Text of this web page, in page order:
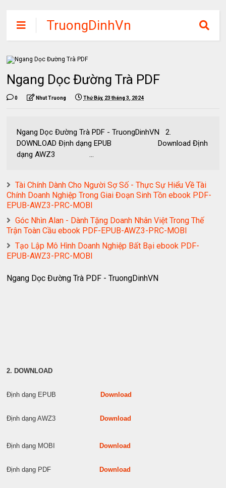
TruongDinhVn
Chia sẽ ebook,
các khóa học,
phần mềm học
tập miễn phí
Ngang Dọc Đường Trà PDF
0 Nhut Truong Thứ Bảy, 23 tháng 3, 2024
Ngang Dọc Đường Trà PDF - TruongDinhVN 2.
DOWNLOAD Định dạng EPUB Download Định
dạng AWZ3 ...
Tài Chính Dành Cho Người Sợ Số - Thực Sự Hiểu Về Tài
Chính Doanh Nghiệp Trong Giai Đoạn Sinh Tồn ebook PDF-
EPUB-AWZ3-PRC-MOBI
Góc Nhìn Alan - Dành Tặng Doanh Nhân Việt Trong Thế
Trận Toàn Cầu ebook PDF-EPUB-AWZ3-PRC-MOBI
Tạo Lập Mô Hình Doanh Nghiệp Bất Bại ebook PDF-
EPUB-AWZ3-PRC-MOBI
Ngang Dọc Đường Trà PDF - TruongDinhVN
2. DOWNLOAD
Định dạng EPUB Download
Định dạng AWZ3 Download
Định dạng MOBI Download
Định dạng PDF Download